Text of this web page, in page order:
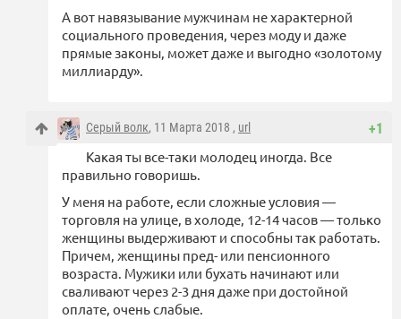
А вот навязывание мужчинам не характерной
социального проведения, через моду и даже
прямые законы, может даже и выгодно «золотому
миллиарду».
+1
Серый волк, 11 Марта 2018 , url
Какая ты все-таки молодец иногда. Все
правильно говоришь.
У меня на работе, если сложные условия —
торговля на улице, в холоде, 12-14 часов — только
женщины выдерживают и способны так работать.
Причем, женщины пред- или пенсионного
возраста. Мужики или бухать начинают или
сваливают через 2-3 дня даже при достойной
оплате, очень слабые.